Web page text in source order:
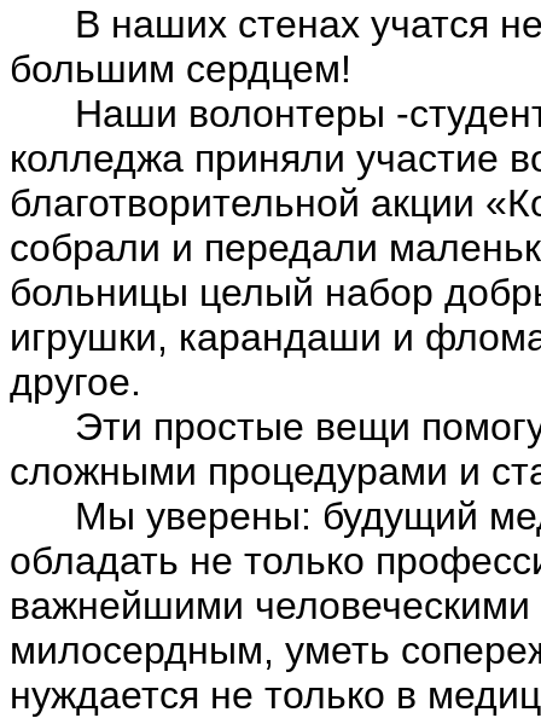
В наших стенах учатся
большим сердцем! ‍
Наши волонтеры -
колледжа приняли участие
благотворительной акции
собрали и передали
больницы целый набор
игрушки, карандаши и
другое.
Эти простые вещи
сложными процедурами и
Мы уверены: будущий
обладать не только
важнейшими
милосердным, уметь
нуждается не только в